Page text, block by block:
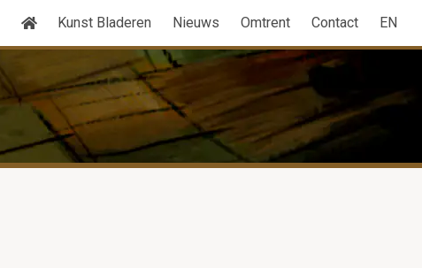
Kunst Bladeren Nieuws Omtrent Contact EN